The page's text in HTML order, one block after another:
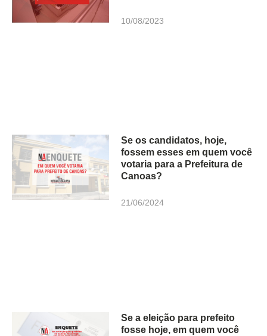
10/08/2023
Se os candidatos, hoje,
fossem esses em quem você
votaria para a Prefeitura de
Canoas?
21/06/2024
Se a eleição para prefeito
fosse hoje, em quem você